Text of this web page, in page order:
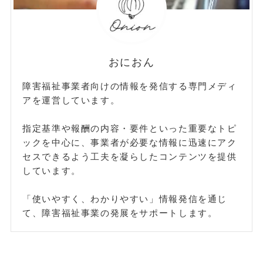
おにおん
障害福祉事業者向けの情報を発信する専門メディ
アを運営しています。
指定基準や報酬の内容・要件といった重要なトピ
ックを中心に、事業者が必要な情報に迅速にアク
セスできるよう工夫を凝らしたコンテンツを提供
しています。
「使いやすく、わかりやすい」情報発信を通じ
て、障害福祉事業の発展をサポートします。